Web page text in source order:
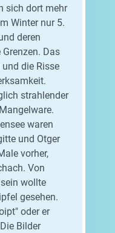
sich dort mehr
Winter nur 5.
deren
Das
die Risse
strahlender
waren
und Otger
vorher,
Von
wollte
gesehen.
oder er
Bilder